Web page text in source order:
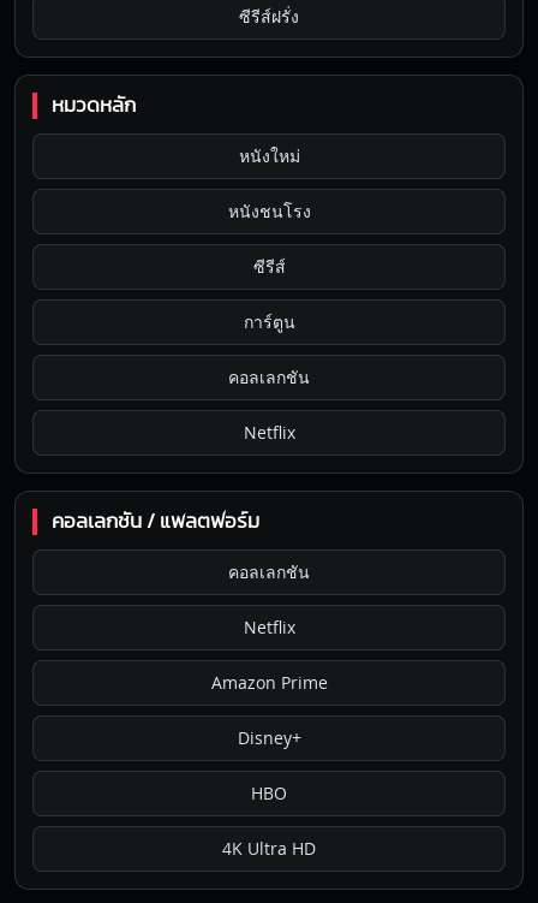
ซีรีส์ฝรั่ง
หมวดหลัก
หนังใหม่
หนังชนโรง
ซีรีส์
การ์ตูน
คอลเลกชัน
Netflix
คอลเลกชัน / แพลตฟอร์ม
คอลเลกชัน
Netflix
Amazon Prime
Disney+
HBO
4K Ultra HD